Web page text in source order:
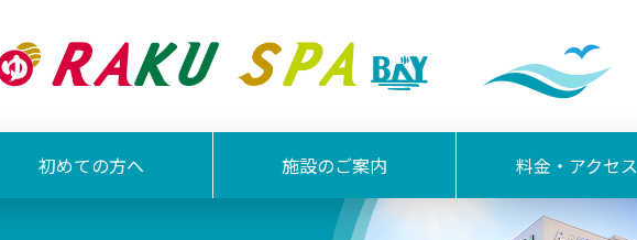
初めての方へ 施設のご案内 料金・アクセス